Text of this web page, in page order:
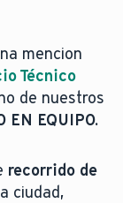
mencion
Técnico
de nuestros
EN EQUIPO.
recorrido de
ciudad,